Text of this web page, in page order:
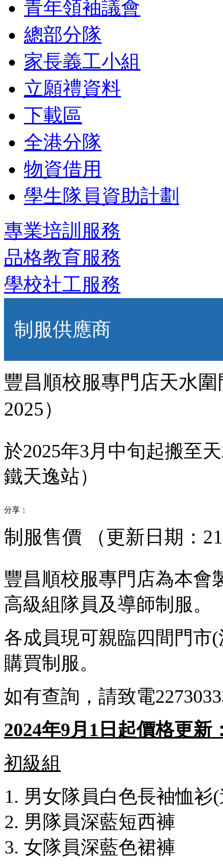
青年領袖議會
總部分隊
家長義工小組
立願禮資料
下載區
全港分隊
物資借用
學生隊員資助計劃
專業培訓服務
品格教育服務
學校社工服務
制服供應商
豐昌順校服專門店天水
2025）
於2025年3月中旬起搬至
鐵天逸站）
分享：
制服售價 （更新日期：
豐昌順校服專門店為本會
高級組隊員及導師制服。
各成員現可親臨四間門市
購買制服。
如有查詢，請致電
2024年9月1日起價格更新
初級組
男女隊員白色長袖恤衫(
男隊員深藍短西
女隊員深藍色裙